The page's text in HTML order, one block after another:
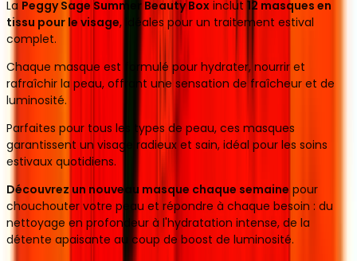
La Peggy Sage Summer Beauty Box inclut 12 masques en
tissu pour le visage, idéales pour un traitement estival
complet.
Chaque masque est formulé pour hydrater, nourrir et
rafraîchir la peau, offrant une sensation de fraîcheur et de
luminosité.
Parfaites pour tous les types de peau, ces masques
garantissent un visage radieux et sain, idéal pour les soins
estivaux quotidiens.
Découvrez un nouveau masque chaque semaine pour
chouchouter votre peau et répondre à chaque besoin : du
nettoyage en profondeur à l'hydratation intense, de la
détente apaisante au coup de boost de luminosité.